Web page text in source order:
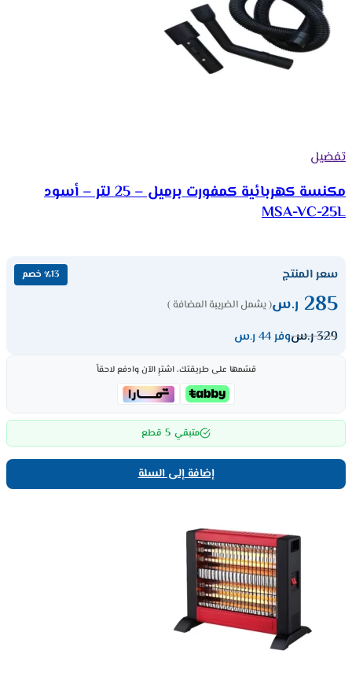
تفضيل
مكنسة كهربائية كمفورت برميل – 25 لتر – أسود
MSA-VC-25L
سعر المنتج ٪13 خصم
285 ر.س( يشمل الضريبة المضافة )
329ر.سوفر 44 ر.س
قسّمها على طريقتك، اشترِ الآن وادفع لاحقاً
متبقي 5 قطع
إضافة إلى السلة